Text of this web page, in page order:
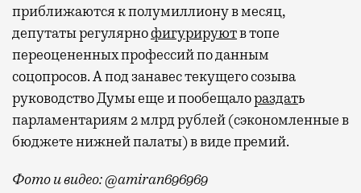
приближаются к полумиллиону в месяц,
депутаты регулярнофигурируютв топе
переоцененных профессий по данным
соцопросов. А под занавес текущего созыва
руководство Думы еще и пообещалораздать
парламентариям 2 млрд рублей (сэкономленные в
бюджете нижней палаты) в виде премий.
Фото и видео: @amiran696969